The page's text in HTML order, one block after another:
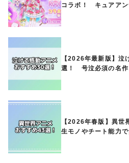
コラボ！ キュアアン
【2026年最新版】泣
選！ 号泣必須の名
【2026年春版】異
生モノやチート能力